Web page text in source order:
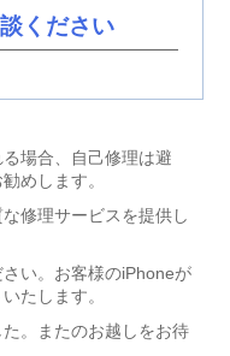
ください
場合、自己修理は避
めします。
修理サービスを提供し
い。お客様のiPhoneが
たします。
。またのお越しをお待